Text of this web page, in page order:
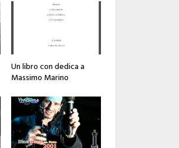
Un libro con dedica a
Massimo Marino